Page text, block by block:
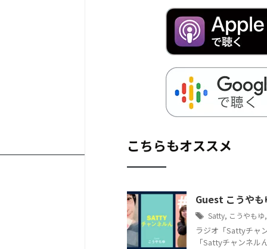
こちらもオススメ
Guest こうや
Satty, こうやもゆ
ラジオ「Sattyチャ
「Sattyチャンネル